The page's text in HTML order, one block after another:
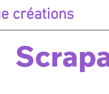
créations